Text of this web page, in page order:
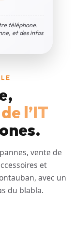
l’IT
vente de
et
avec un
du blabla.
téléphone.
et des infos